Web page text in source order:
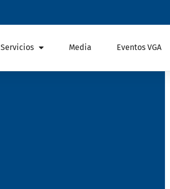
Servicios Media Eventos VGA